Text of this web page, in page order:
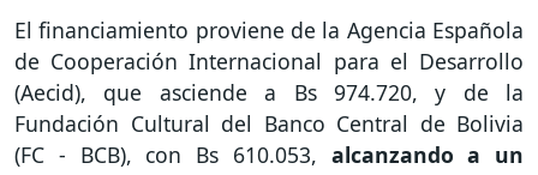
El financiamiento proviene de la Agencia Española
de Cooperación Internacional para el Desarrollo
(Aecid), que asciende a Bs 974.720, y de la
Fundación Cultural del Banco Central de Bolivia
(FC - BCB), con Bs 610.053, alcanzando a un